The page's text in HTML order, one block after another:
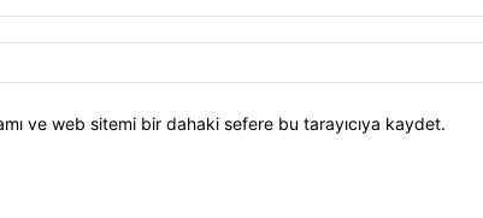
ve web sitemi bir dahaki sefere bu tarayıcıya kaydet.